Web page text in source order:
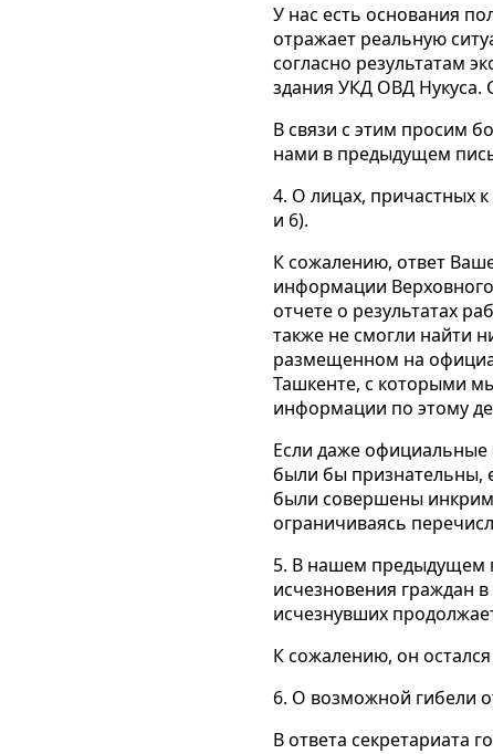
У нас есть основания
отражает реальную
согласно результатам
здания УКД ОВД Нукуса.
В связи с этим просим
нами в предыдущем
4. О лицах, причастных
и 6).
К сожалению, ответ
информации
отчете о результатах
также не смогли найти
размещенном на
Ташкенте, с которыми
информации по этому
Если даже
были бы признательны,
были совершены
ограничиваясь
5. В нашем предыдущем
исчезновения граждан в
исчезнувших
К сожалению, он
6. О возможной гибели
В ответа секретариата